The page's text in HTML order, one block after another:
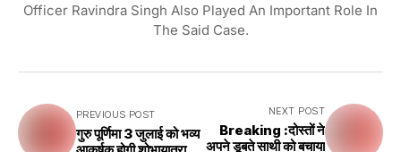
Officer Ravindra Singh Also Played An Important Role In
The Said Case.
PREVIOUS POST
गुरु पूर्णिमा 3 जुलाई को भव्य
NEXT POST
Breaking :दोस्तों ने
अपने डूबते साथी को बचाया